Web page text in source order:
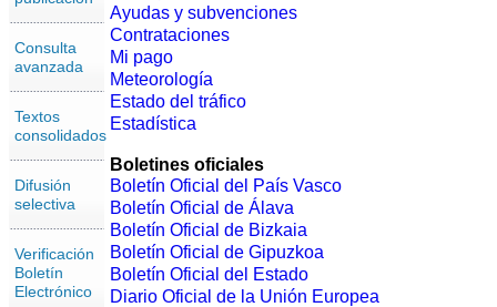
Consulta
avanzada
Textos
consolidados
Difusión
selectiva
Verificación
Boletín
Electrónico
Ayudas y subvenciones
Contrataciones
Mi pago
Meteorología
Estado del tráfico
Estadística
Boletines oficiales
Boletín Oficial del País Vasco
Boletín Oficial de Álava
Boletín Oficial de Bizkaia
Boletín Oficial de Gipuzkoa
Boletín Oficial del Estado
Diario Oficial de la Unión Europea